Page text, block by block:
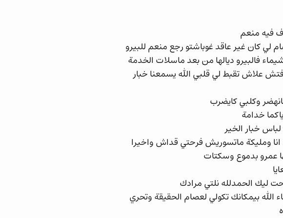
فيه منعم
كان غير عاقد غوباشتو رجع منعم للبيرو
فالبيرو ديالها من بعد ماسلات الخدمة
علاش تقبط لي قلبي الله يسمعنا خبار
وكلبي كايضرب
خدامة
خبار الخير
انا ومليكة ماتسوريش فرحتي قداش واخيرا
عمرو بدموع وسكتات
ليك الحمدلله نلتي مرادك
الله بيمكانك تكولي لعصام الحقيقة وتحري